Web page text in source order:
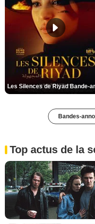
Bandes-
Top actus de la